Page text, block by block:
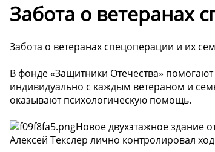
Забота о ветеранах
Забота о ветеранах спецоперации и их
В фонде «Защитники Отечества»
индивидуально с каждым ветераном и
оказывают психологическую помощь.
Новое двухэтажное здание
Алексей Текслер лично контролировал